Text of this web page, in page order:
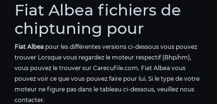
Fiat Albea fichiers de
chiptuning pour
Fiat Albea pour les différentes versions ci-dessous vous pouvez
trouver Lorsque vous regardez le moteur respectif (Bhp/nm),
vous pouvez le trouver sur Carecufile.com. Fiat Albea vous
pouvez voir ce que vous pouvez faire pour lui. Si le type de votre
moteur ne figure pas dans le tableau ci-dessous, veuillez nous
contacter.